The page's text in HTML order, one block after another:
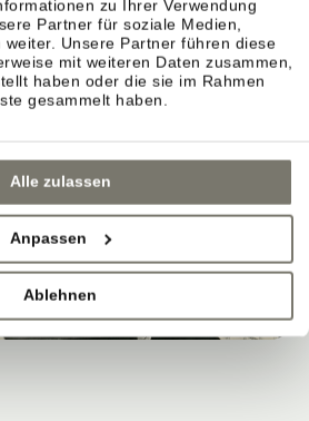
zu Ihrer Verwendung
Partner für soziale Medien,
weiter. Unsere Partner führen diese
mit weiteren Daten zusammen,
haben oder die sie im Rahmen
gesammelt haben.
Alle zulassen
Anpassen
Ablehnen